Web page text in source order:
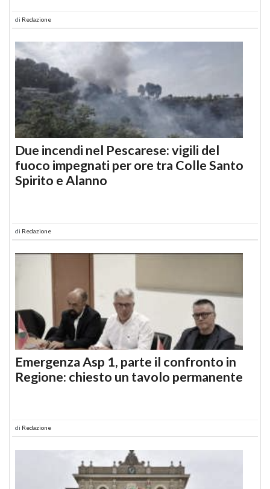
di Redazione
Due incendi nel Pescarese: vigili del
fuoco impegnati per ore tra Colle Santo
Spirito e Alanno
di Redazione
Emergenza Asp 1, parte il confronto in
Regione: chiesto un tavolo permanente
di Redazione